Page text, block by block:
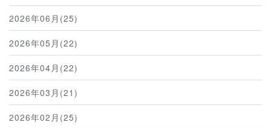
2026年06月(25)
2026年05月(22)
2026年04月(22)
2026年03月(21)
2026年02月(25)